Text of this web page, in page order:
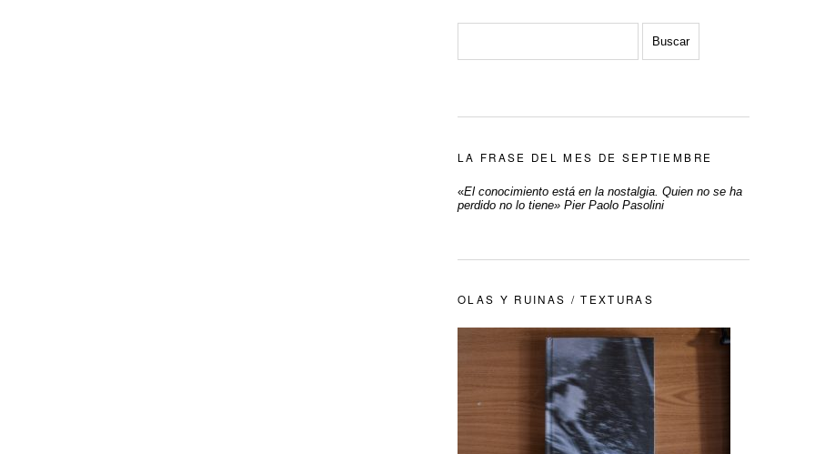
LA FRASE DEL MES DE SEPTIEMBRE
«El conocimiento está en la nostalgia. Quien no se ha
perdido no lo tiene» Pier Paolo Pasolini
OLAS Y RUINAS / TEXTURAS